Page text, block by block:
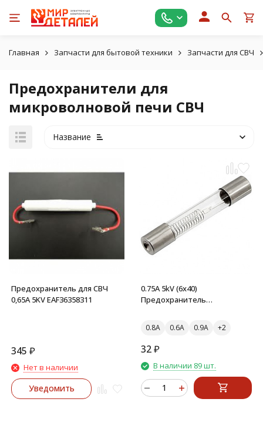
Главная Запчасти для бытовой техники Запчасти для СВЧ
Предохранители для
микроволновой печи СВЧ
Название
Предохранитель для СВЧ
0,65A 5KV EAF36358311
345 ₽
Нет в наличии
Уведомить
0.75A 5kV (6x40)
Предохранитель
0.8A 0.6A 0.9A
32₽
В наличии 89 шт.